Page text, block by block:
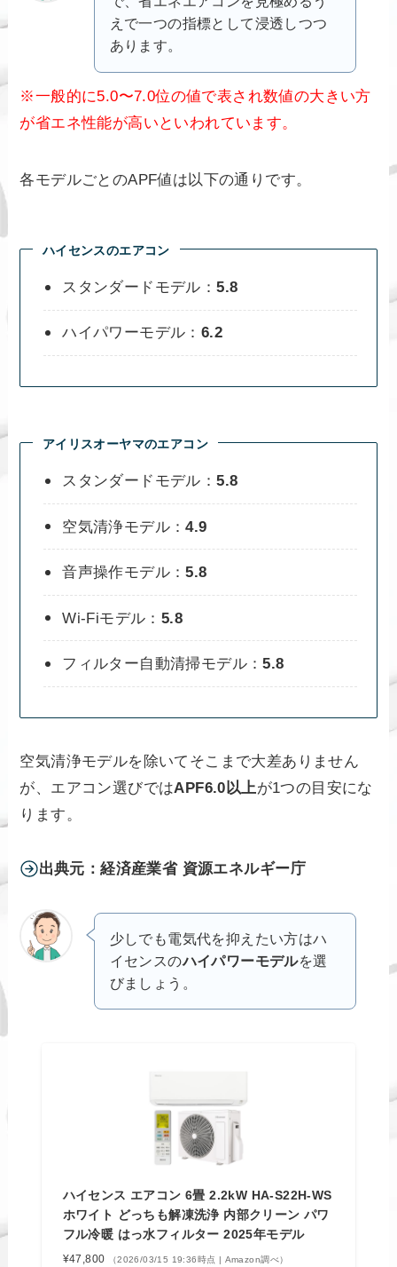
えで一つの指標として浸透しつつ
あります。
※一般的に5.0〜7.0位の値で表され数値の大きい方
が省エネ性能が高いといわれています。
各モデルごとのAPF値は以下の通りです。
ハイセンスのエアコン
スタンダードモデル：5.8
ハイパワーモデル： 6.2
アイリスオーヤマのエアコン
スタンダードモデル：5.8
空気清浄モデル：4.9
音声操作モデル：5.8
Wi-Fiモデル： 5.8
フィルター自動清掃モデル：5.8
空気清浄モデルを除いてそこまで大差ありません
が、エアコン選びではAPF6.0以上が1つの目安にな
ります。
出典元：経済産業省 資源エネルギー庁
少しでも電気代を抑えたい方はハ
イセンスのハイパワーモデルを選
びましょう。
ハイセンス エアコン 6畳 2.2kW HA-S22H-WS
ホワイト どっちも解凍洗浄 内部クリーン パワ
フル冷暖 はっ水フィルター 2025年モデル
¥47,800 （2026/03/15 19:36時点 | Amazon調べ）